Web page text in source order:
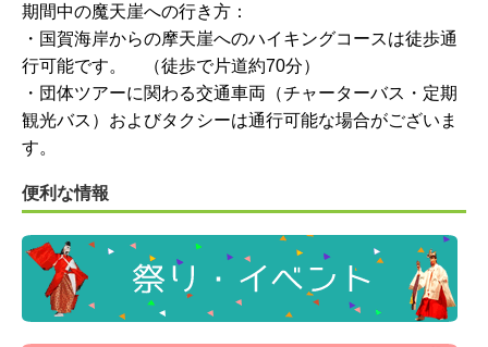
期間中の魔天崖への行き方：
・国賀海岸からの摩天崖へのハイキングコースは徒歩通
行可能です。 （徒歩で片道約70分）
・団体ツアーに関わる交通車両（チャーターバス・定期
観光バス）およびタクシーは通行可能な場合がございま
す。
便利な情報